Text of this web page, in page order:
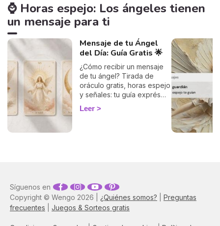
⌚ Horas espejo: Los ángeles tienen
un mensaje para ti
Mensaje de tu Ángel
del Día: Guía Gratis 🌟
¿Cómo recibir un mensaje
de tu ángel? Tirada de
oráculo gratis, horas espejo
y señales: tu guía exprés
para descifrar el mensaje
de tus ángeles hoy.
Leer
Copyright © Wengo 2026 | ¿Quiénes somos?
Preguntas
frecuentes
Juegos & Sorteos gratis
Síguenos en